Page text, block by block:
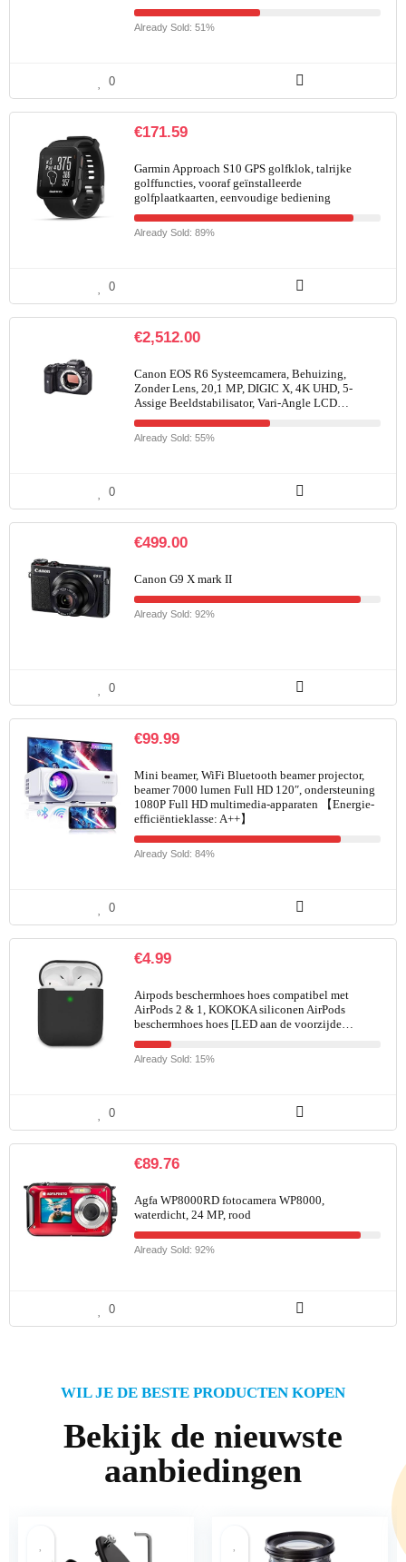
Already Sold: 51%
0
€171.59
Garmin Approach S10 GPS golfklok, talrijke
golffuncties, vooraf geïnstalleerde
golfplaatkaarten, eenvoudige bediening
Already Sold: 89%
0
€2,512.00
Canon EOS R6 Systeemcamera, Behuizing,
Zonder Lens, 20,1 MP, DIGIC X, 4K UHD, 5-
Assige Beeldstabilisator, Vari-Angle LCD…
Already Sold: 55%
0
€499.00
Canon G9 X mark II
Already Sold: 92%
0
€99.99
Mini beamer, WiFi Bluetooth beamer projector,
beamer 7000 lumen Full HD 120″, ondersteuning
1080P Full HD multimedia-apparaten 【Energie-
efficiëntieklasse: A++】
Already Sold: 84%
0
€4.99
Airpods beschermhoes hoes compatibel met
AirPods 2 & 1, KOKOKA siliconen AirPods
beschermhoes hoes [LED aan de voorzijde…
Already Sold: 15%
0
€89.76
Agfa WP8000RD fotocamera WP8000,
waterdicht, 24 MP, rood
Already Sold: 92%
0
WIL JE DE BESTE PRODUCTEN KOPEN
Bekijk de nieuwste
aanbiedingen